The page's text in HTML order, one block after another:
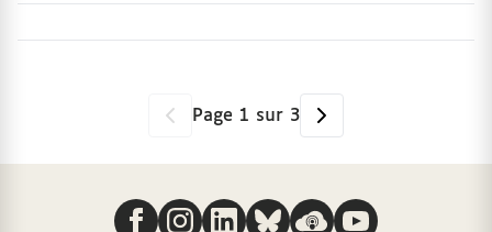
Page 1 sur 3
Nous suivre